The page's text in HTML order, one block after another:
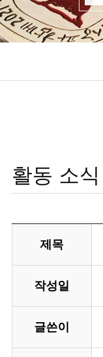
활동 소식
제목
작성일
글쓴이